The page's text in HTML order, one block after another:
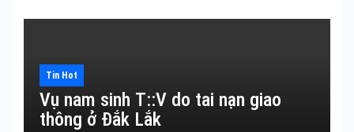
Tin Hot
Vụ nam sinh T::V do tai nạn giao
thông ở Đắk Lắk